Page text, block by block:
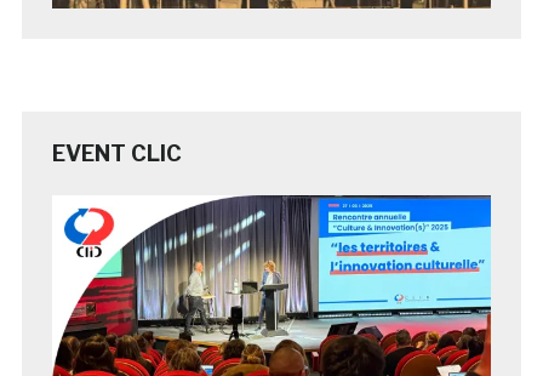
EVENT CLIC